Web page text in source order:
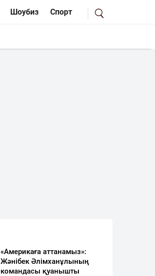
Шоубиз Спорт
«Америкаға аттанамыз»:
Жәнібек Әлімханұлының
командасы қуанышты